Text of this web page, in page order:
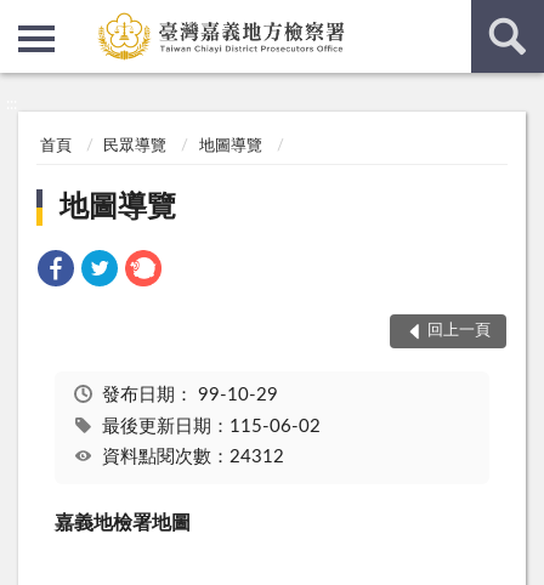
首頁 民眾導覽 地圖導覽
地圖導覽
回上一頁
發布日期： 99-10-29
最後更新日期：115-06-02
資料點閱次數：24312
嘉義地檢署地圖